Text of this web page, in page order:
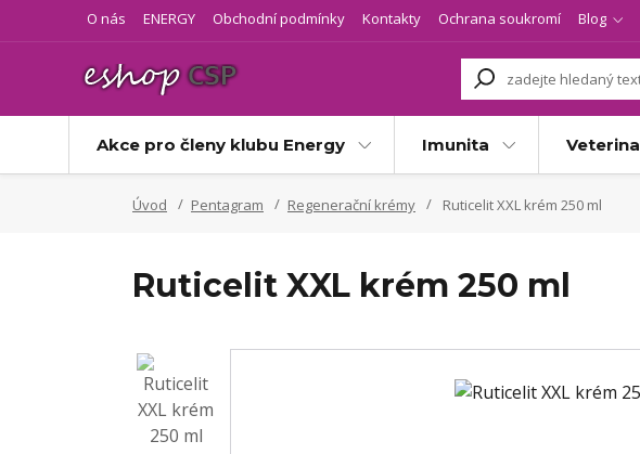
O nás ENERGY Obchodní podmínky Kontakty Ochrana soukromí Blog
Akce pro členy klubu Energy Imunita Veterina
Úvod Pentagram Regenerační krémy Ruticelit XXL krém 250 ml
Ruticelit XXL krém 250 ml